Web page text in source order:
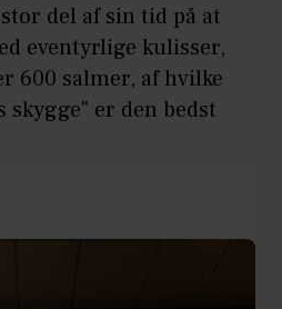
del af sin tid på at
eventyrlige kulisser,
600 salmer, af hvilke
skygge" er den bedst